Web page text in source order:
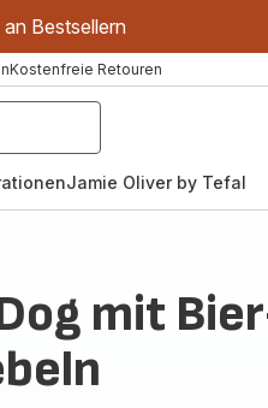
Bestsellern
Kostenfreie Retouren
Jamie Oliver by Tefal
mit